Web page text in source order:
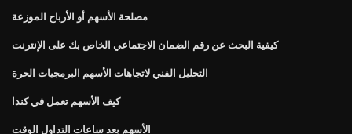
مصلحة الأسهم أو الأرباح الموزعة
كيفية البحث عن رقم الضمان الاجتماعي الخاص بك على الإنترنت
التحليل الفني لاتجاهات الأسهم البرمجيات الحرة
كيف الأسهم تعمل في كندا
الأسهم بعد ساعات التداول الوقت